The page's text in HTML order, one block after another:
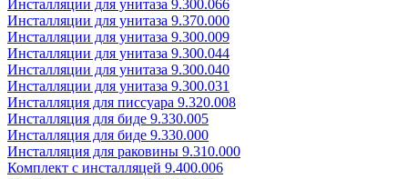
Инсталляции для унитаза 9.300.066
Инсталляции для унитаза 9.370.000
Инсталляции для унитаза 9.300.009
Инсталляции для унитаза 9.300.044
Инсталляции для унитаза 9.300.040
Инсталляции для унитаза 9.300.031
Инсталляция для писсуара 9.320.008
Инсталляция для биде 9.330.005
Инсталляция для биде 9.330.000
Инсталляция для раковины 9.310.000
Комплект с инсталляцей 9.400.006